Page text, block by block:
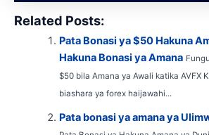
Related Posts:
Pata Bonasi ya $50 Hakuna
Hakuna Bonasi ya Amana
$50 bila Amana ya Awali katika AVFX
biashara ya forex haijawahi...
Pata bonasi ya amana ya